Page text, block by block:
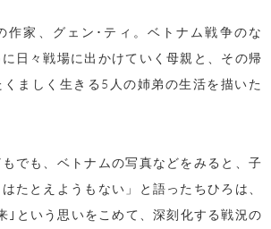
作家、グェン･ティ。ベトナム戦争のな
日々戦場に出かけていく母親と、その帰
ましく生きる5人の姉弟の生活を描いた
もでも、ベトナムの写真などをみると、子
たとえようもない」と語ったちひろは、
｣という思いをこめて、深刻化する戦況の